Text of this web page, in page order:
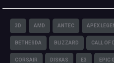
3D AMD ANTEC APEX
BETHESDA BLIZZARD CALL OF
CORSAIR DISKAS E3 EPIC